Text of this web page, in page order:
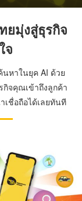
ยมุ่งสู่ธุรกิจ
จ
นหาในยุค AI ด้วย
กิจคุณเข้าถึงลูกค้า
ชื่อถือได้เลยทันที